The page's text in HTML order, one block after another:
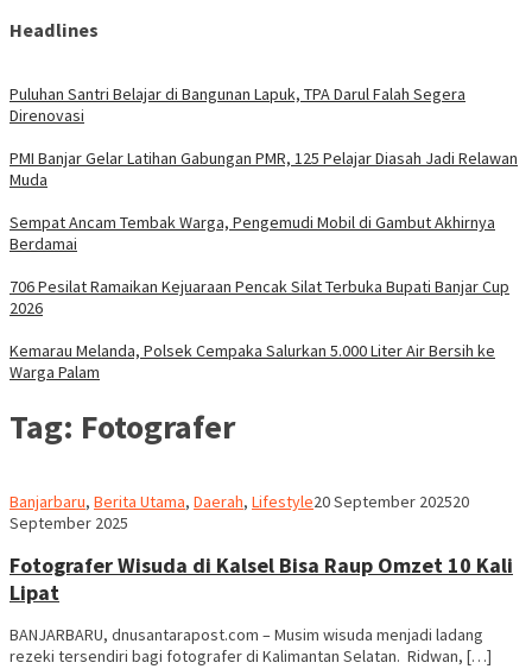
Headlines
Puluhan Santri Belajar di Bangunan Lapuk, TPA Darul Falah Segera
Direnovasi
PMI Banjar Gelar Latihan Gabungan PMR, 125 Pelajar Diasah Jadi Relawan
Muda
Sempat Ancam Tembak Warga, Pengemudi Mobil di Gambut Akhirnya
Berdamai
706 Pesilat Ramaikan Kejuaraan Pencak Silat Terbuka Bupati Banjar Cup
2026
Kemarau Melanda, Polsek Cempaka Salurkan 5.000 Liter Air Bersih ke
Warga Palam
Tag: Fotografer
Banjarbaru, Berita Utama, Daerah, LifestyleRedaksi
20 September 202520
September 2025
Fotografer Wisuda di Kalsel Bisa Raup Omzet 10 Kali
Lipat
BANJARBARU, dnusantarapost.com – Musim wisuda menjadi ladang
rezeki tersendiri bagi fotografer di Kalimantan Selatan. Ridwan, […]